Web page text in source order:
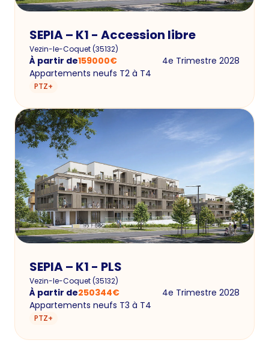
SEPIA – K1 - Accession libre
Vezin-le-Coquet(35132)
À partir de159000€
4e Trimestre 2028
Appartements neufs T2 à T4
PTZ+
SEPIA – K1 - PLS
Vezin-le-Coquet(35132)
À partir de250344€
4e Trimestre 2028
Appartements neufs T3 à T4
PTZ+